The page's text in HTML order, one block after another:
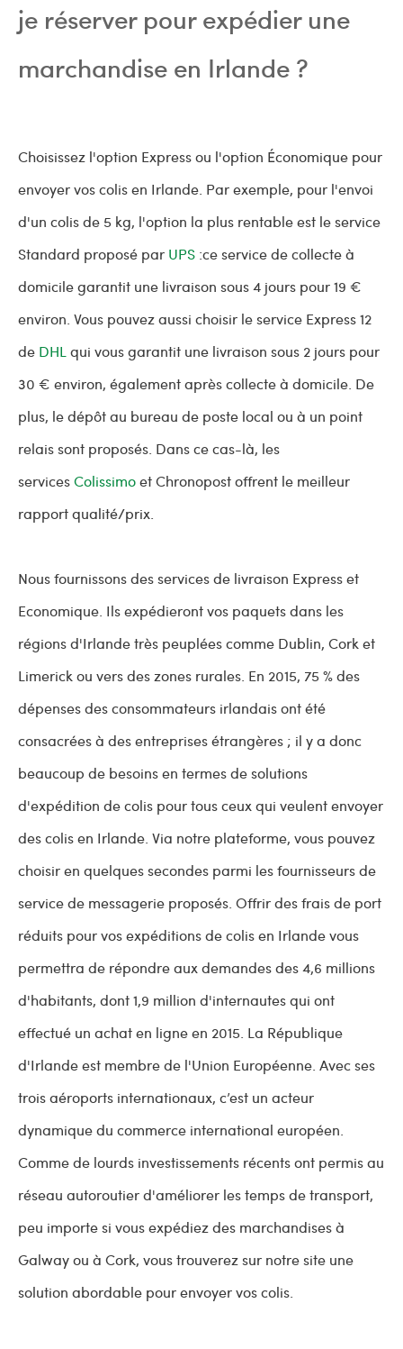
je réserver pour expédier une
marchandise en Irlande ?
Choisissez l'option Express ou l'option Économique pour
envoyer vos colis en Irlande. Par exemple, pour l'envoi
d'un colis de 5 kg, l'option la plus rentable est le service
Standard proposé par UPS :ce service de collecte à
domicile garantit une livraison sous 4 jours pour 19 €
environ. Vous pouvez aussi choisir le service Express 12
de DHL qui vous garantit une livraison sous 2 jours pour
30 € environ, également après collecte à domicile. De
plus, le dépôt au bureau de poste local ou à un point
relais sont proposés. Dans ce cas-là, les
servicesColissimoet Chronopost offrent le meilleur
rapport qualité/prix.
Nous fournissons des services de livraison Express et
Economique. Ils expédieront vos paquets dans les
régions d'Irlande très peuplées comme Dublin, Cork et
Limerick ou vers des zones rurales. En 2015, 75 % des
dépenses des consommateurs irlandais ont été
consacrées à des entreprises étrangères ; il y a donc
beaucoup de besoins en termes de solutions
d'expédition de colis pour tous ceux qui veulent envoyer
des colis en Irlande. Via notre plateforme, vous pouvez
choisir en quelques secondes parmi les fournisseurs de
service de messagerie proposés. Offrir des frais de port
réduits pour vos expéditions de colis en Irlande vous
permettra de répondre aux demandes des 4,6 millions
d'habitants, dont 1,9 million d'internautes qui ont
effectué un achat en ligne en 2015. La République
d'Irlande est membre de l'Union Européenne. Avec ses
trois aéroports internationaux, c’est un acteur
dynamique du commerce international européen.
Comme de lourds investissements récents ont permis au
réseau autoroutier d'améliorer les temps de transport,
peu importe si vous expédiez des marchandises à
Galway ou à Cork, vous trouverez sur notre site une
solution abordable pour envoyer vos colis.